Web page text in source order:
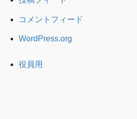
コメントフィード
WordPress.org
役員用